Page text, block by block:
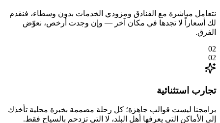
نتعامل مباشرة مع الفنادق ومزودي الخدمات بدون وسطاء، فنقدم
لك أسعاراً لا تجدها في مكان آخر — وإن وجدت أرخص، نعوّض
الفرق.
02
02
تجارب استثنائية
برامجنا ليست قوالب جاهزة؛ كل رحلة مصممة بخبرة محلية تأخذك
إلى الأماكن التي يعرفها أهل البلد، لا التي تزدحم بالسياح فقط.